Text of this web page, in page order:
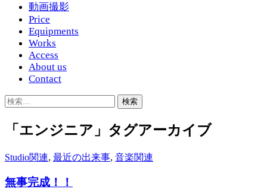
動画撮影
Price
Equipments
Works
Access
About us
Contact
検
「エンジニア」タグアーカイブ
Studio関連, 最近の出来事, 音楽関連
無事完成！！